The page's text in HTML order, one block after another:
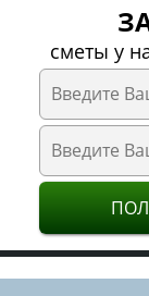
сметы у